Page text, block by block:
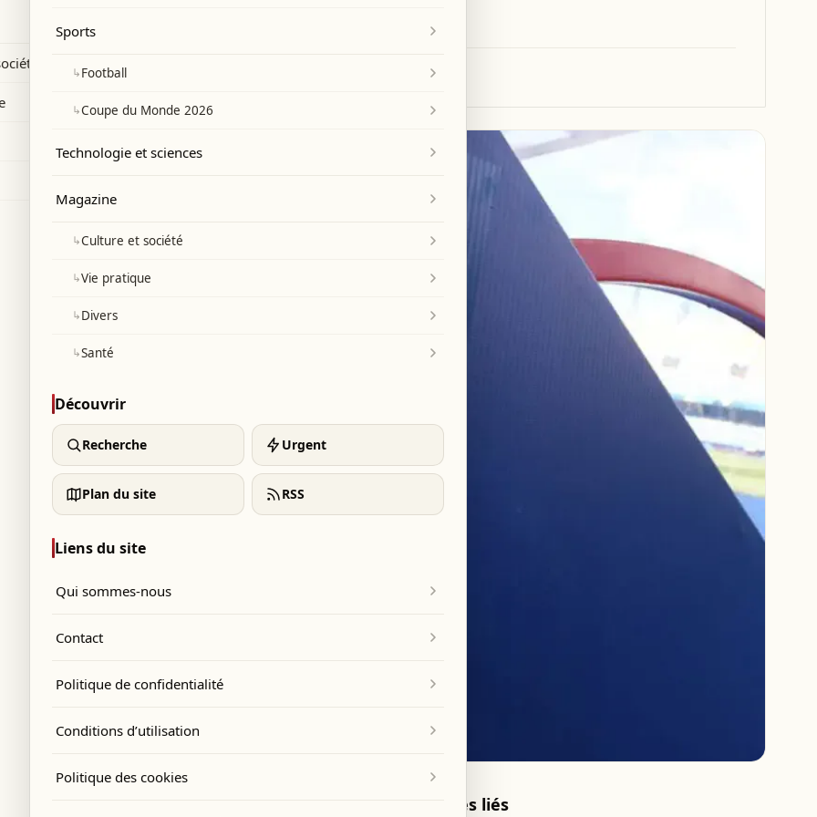
Articles liés
Sports
↳Football
↳Coupe du Monde 2026
Technologie et sciences
Magazine
↳Culture et société
↳Vie pratique
↳Divers
↳Santé
Découvrir
Recherche Urgent
Plan du site RSS
Liens du site
Qui sommes-nous
Contact
Politique de confidentialité
Conditions d’utilisation
Politique des cookies